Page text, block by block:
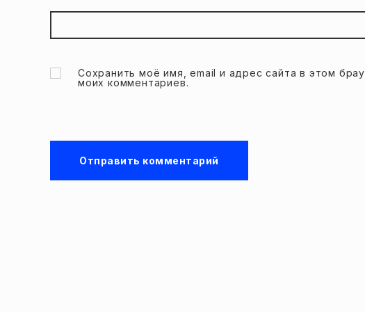
Сохранить моё имя, email и адрес сайта в этом
моих комментариев.